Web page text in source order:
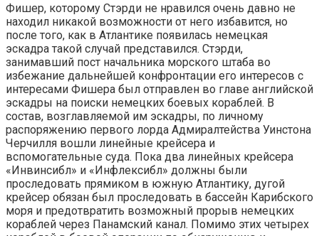
Фишер, которому Стэрди не нравился очень давно не
находил никакой возможности от него избавится, но
после того, как в Атлантике появилась немецкая
эскадра такой случай представился. Стэрди,
занимавший пост начальника морского штаба во
избежание дальнейшей конфронтации его интересов с
интересами Фишера был отправлен во главе английской
эскадры на поиски немецких боевых кораблей. В
состав, возглавляемой им эскадры, по личному
распоряжению первого лорда Адмиралтейства Уинстона
Черчилля вошли линейные крейсера и
вспомогательные суда. Пока два линейных крейсера
«Инвинсибл» и «Инфлексибл» должны были
проследовать прямиком в южную Атлантику, дугой
крейсер обязан был проследовать в бассейн Карибского
моря и предотвратить возможный прорыв немецких
кораблей через Панамский канал. Помимо этих четырех